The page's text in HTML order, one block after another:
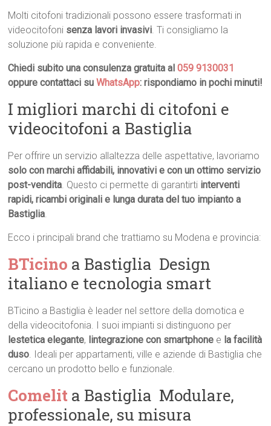
Molti citofoni tradizionali possono essere trasformati in
videocitofoni senza lavori invasivi. Ti consigliamo la
soluzione più rapida e conveniente.
Chiedi subito una consulenza gratuita al059 9130031
oppure contattaci suWhatsApp: rispondiamo in pochi minuti!
I migliori marchi di citofoni e
videocitofoni a Bastiglia
Per offrire un servizio allaltezza delle aspettative, lavoriamo
solo con marchi affidabili, innovativi e con un ottimo servizio
post-vendita. Questo ci permette di garantirti interventi
rapidi, ricambi originali e lunga durata del tuo impianto a
Bastiglia.
Ecco i principali brand che trattiamo su Modena e provincia:
BTicino a Bastiglia  Design
italiano e tecnologia smart
BTicino a Bastiglia è leader nel settore della domotica e
della videocitofonia. I suoi impianti si distinguono per
lestetica elegante, lintegrazione con smartphone e la facilità
duso. Ideali per appartamenti, ville e aziende di Bastiglia che
cercano un prodotto bello e funzionale.
Comelit a Bastiglia  Modulare,
professionale, su misura